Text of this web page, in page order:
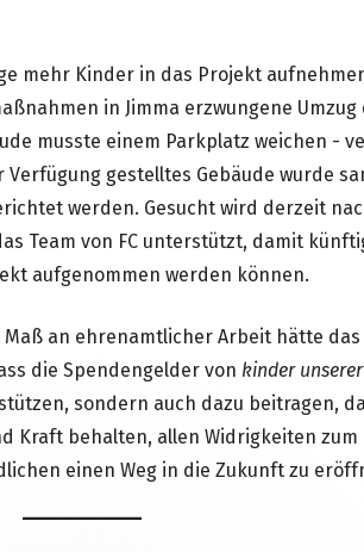
mehr Kinder in das Projekt
in Jimma erzwungene Umzug
musste einem Parkplatz weichen -
Verfügung gestelltes Gebäude wurde
werden. Gesucht wird derzeit
Team von FC unterstützt, damit
aufgenommen werden können.
an ehrenamtlicher Arbeit hätte
die Spendengelder von kinder
sondern auch dazu beitragen,
Kraft behalten, allen Widrigkeiten zum
einen Weg in die Zukunft zu